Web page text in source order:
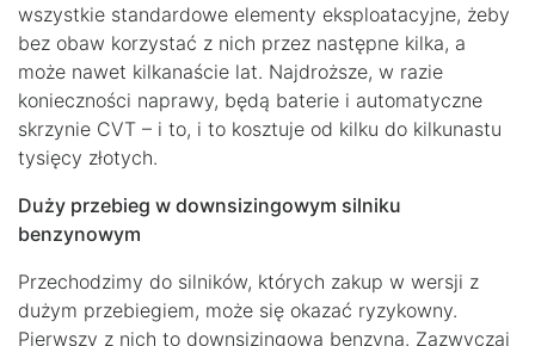
wszystkie standardowe elementy eksploatacyjne, żeby
bez obaw korzystać z nich przez następne kilka, a
może nawet kilkanaście lat. Najdroższe, w razie
konieczności naprawy, będą baterie i automatyczne
skrzynie CVT – i to, i to kosztuje od kilku do kilkunastu
tysięcy złotych.
Duży przebieg w downsizingowym silniku
benzynowym
Przechodzimy do silników, których zakup w wersji z
dużym przebiegiem, może się okazać ryzykowny.
Pierwszy z nich to downsizingowa benzyna. Zazwyczaj